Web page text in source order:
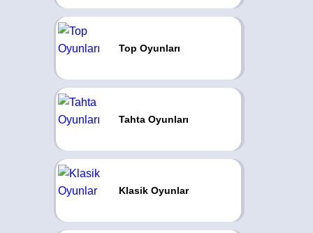
Top Oyunları
Tahta Oyunları
Klasik Oyunlar